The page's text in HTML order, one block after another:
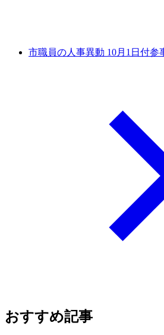
市職員の人事異動 10月1日付参
おすすめ記事